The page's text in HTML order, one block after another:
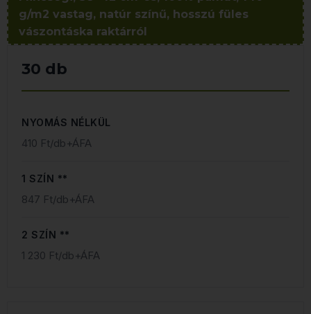
g/m2 vastag, natúr színű, hosszú füles
vászontáska raktárról
30 db
NYOMÁS NÉLKÜL
410 Ft/db+ÁFA
1 SZÍN **
847 Ft/db+ÁFA
2 SZÍN **
1 230 Ft/db+ÁFA